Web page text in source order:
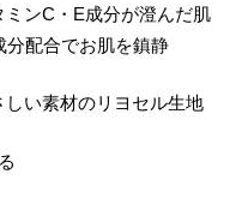
ンC・E成分が澄んだ肌
分配合でお肌を鎮静
い素材のリヨセル生地